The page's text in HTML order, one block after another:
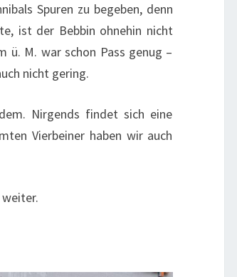
Spuren zu begeben, denn
ist der Bebbin ohnehin nicht
ü. M. war schon Pass genug –
nicht gering.
Nirgends findet sich eine
Vierbeiner haben wir auch